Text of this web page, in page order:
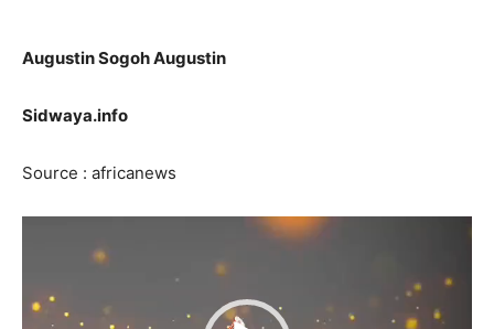
Augustin Sogoh Augustin
Sidwaya.info
Source : africanews
Lecteur